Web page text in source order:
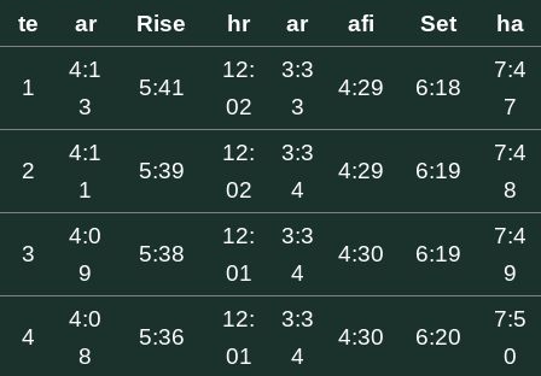
te
ar
Rise
hr
ar
afi
Set
ha
1
4:1
3
5:41
12:
02
3:3
3
4:29 6:18
7:4
7
2
4:1
1
5:39
12:
02
3:3
4
4:29 6:19
7:4
8
3
4:0
9
5:38
12:
01
3:3
4
4:30 6:19
7:4
9
4
4:0
8
5:36
12:
01
3:3
4
4:30 6:20
7:5
0